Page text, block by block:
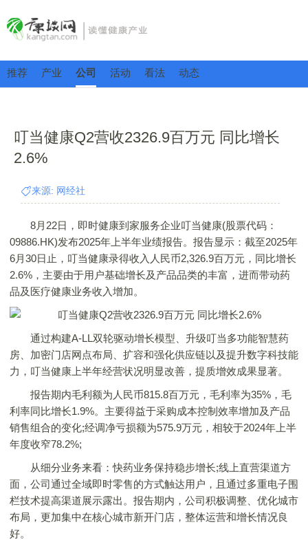
推荐 产业 公司 活动 看法 动态
叮当健康Q2营收2326.9百万元 同比增长
2.6%
来源: 网经社
8月22日，即时健康到家服务企业叮当健康(股票代码：
09886.HK)发布2025年上半年业绩报告。报告显示：截至2025年
6月30日止，叮当健康录得收入人民币2,326.9百万元，同比增长
2.6%，主要由于用户基础增长及产品品类的丰富，进而带动药
品及医疗健康业务收入增加。
通过构建A-LL双轮驱动增长模型、升级叮当多功能智慧药
房、加密门店网点布局、扩容和强化供应链以及提升数字科技能
力，叮当健康上半年经营状况明显改善，提质增效成果显著。
报告期内毛利额为人民币815.8百万元，毛利率为35%，毛
利率同比增长1.9%。主要得益于采购成本控制效率增加及产品
销售组合的变化;经调净亏损额为575.9万元，相较于2024年上半
年度收窄78.2%;
从细分业务来看：快药业务保持稳步增长;线上直营渠道方
面，公司通过全域即时零售的方式触达用户，且通过多重电子围
栏技术提高渠道展示露出。报告期内，公司积极调整、优化城市
布局，更加集中在核心城市新开门店，整体运营和增长情况良
好。